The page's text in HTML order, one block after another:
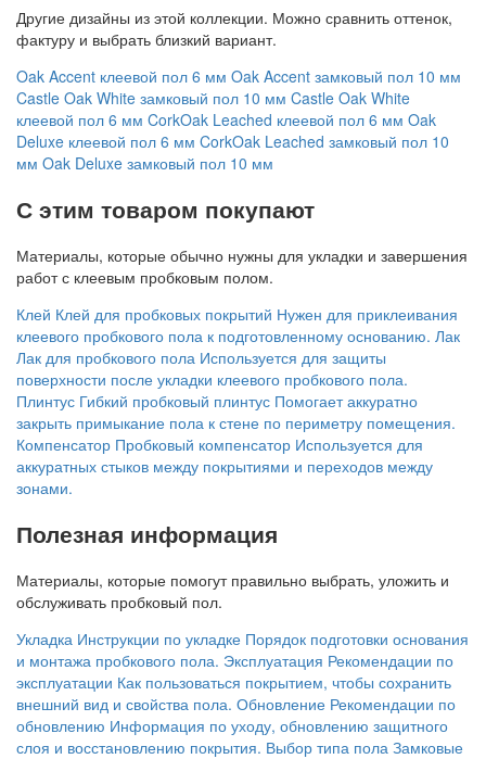
Другие дизайны из этой коллекции. Можно сравнить оттенок,
фактуру и выбрать близкий вариант.
Oak Accent клеевой пол 6 мм Oak Accent замковый пол 10 мм
Castle Oak White замковый пол 10 мм Castle Oak White
клеевой пол 6 мм CorkOak Leached клеевой пол 6 мм Oak
Deluxe клеевой пол 6 мм CorkOak Leached замковый пол 10
мм Oak Deluxe замковый пол 10 мм
С этим товаром покупают
Материалы, которые обычно нужны для укладки и завершения
работ с клеевым пробковым полом.
Клей Клей для пробковых покрытий Нужен для приклеивания
клеевого пробкового пола к подготовленному основанию. Лак
Лак для пробкового пола Используется для защиты
поверхности после укладки клеевого пробкового пола.
Плинтус Гибкий пробковый плинтус Помогает аккуратно
закрыть примыкание пола к стене по периметру помещения.
Компенсатор Пробковый компенсатор Используется для
аккуратных стыков между покрытиями и переходов между
зонами.
Полезная информация
Материалы, которые помогут правильно выбрать, уложить и
обслуживать пробковый пол.
Укладка Инструкции по укладке Порядок подготовки основания
и монтажа пробкового пола. Эксплуатация Рекомендации по
эксплуатации Как пользоваться покрытием, чтобы сохранить
внешний вид и свойства пола. Обновление Рекомендации по
обновлению Информация по уходу, обновлению защитного
слоя и восстановлению покрытия. Выбор типа пола Замковые